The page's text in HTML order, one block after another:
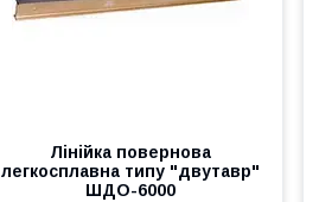
Лінійка повернова
легкосплавна типу "двутавр"
ШДО-6000